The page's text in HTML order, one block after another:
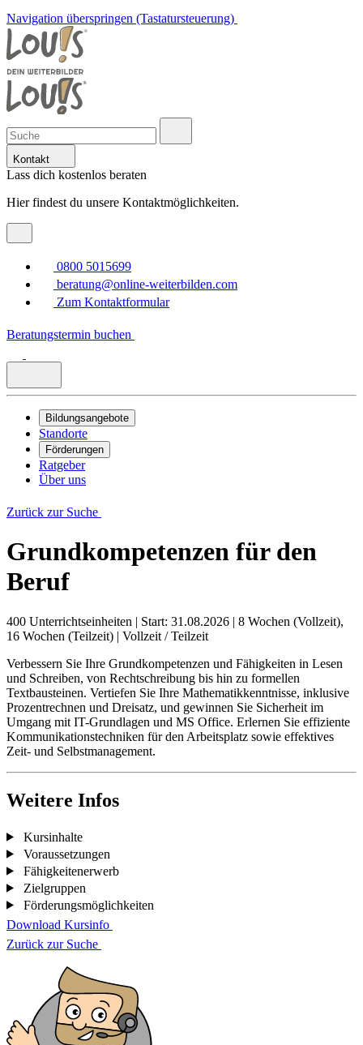
Navigation überspringen (Tastatursteuerung)
Kontakt
Lass dich kostenlos beraten
Hier findest du unsere Kontaktmöglichkeiten.
0800 5015699
beratung@online-weiterbilden.com
Zum Kontaktformular
Beratungstermin buchen
Bildungsangebote
Standorte
Förderungen
Ratgeber
Über uns
Zurück zur Suche
Grundkompetenzen für den
Beruf
400 Unterrichtseinheiten | Start: 31.08.2026 | 8 Wochen (Vollzeit),
16 Wochen (Teilzeit) | Vollzeit / Teilzeit
Verbessern Sie Ihre Grundkompetenzen und Fähigkeiten in Lesen
und Schreiben, von Rechtschreibung bis hin zu formellen
Textbausteinen. Vertiefen Sie Ihre Mathematikkenntnisse, inklusive
Prozentrechnen und Dreisatz, und gewinnen Sie Sicherheit im
Umgang mit IT-Grundlagen und MS Office. Erlernen Sie effiziente
Kommunikationstechniken für den Arbeitsplatz sowie effektives
Zeit- und Selbstmanagement.
Weitere Infos
Kursinhalte
Voraussetzungen
Fähigkeitenerwerb
Zielgruppen
Förderungsmöglichkeiten
Download Kursinfo
Zurück zur Suche